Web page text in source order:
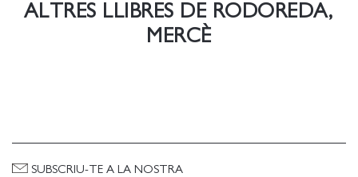
ALTRES LLIBRES DE RODOREDA,
MERCÈ
SUBSCRIU-TE A LA NOSTRA